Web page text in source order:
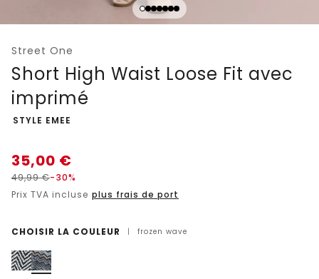
Street One
Short High Waist Loose Fit avec
imprimé
-
STYLE EMEE
35,00 €
49,99€-30%
Prix TVA incluse plus frais de port
CHOISIR LA COULEUR | frozen wave